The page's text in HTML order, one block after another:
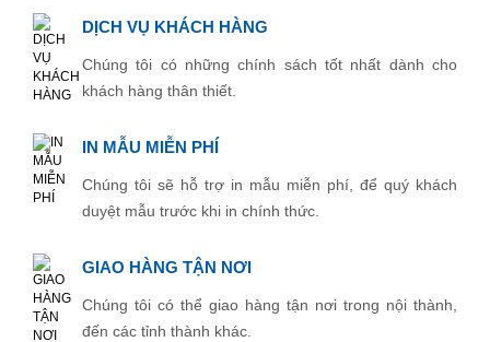
DỊCH VỤ KHÁCH HÀNG
Chúng tôi có những chính sách tốt nhất dành cho
khách hàng thân thiết.
IN MẪU MIỄN PHÍ
Chúng tôi sẽ hỗ trợ in mẫu miễn phí, để quý khách
duyệt mẫu trước khi in chính thức.
GIAO HÀNG TẬN NƠI
Chúng tôi có thể giao hàng tận nơi trong nội thành,
đến các tỉnh thành khác.